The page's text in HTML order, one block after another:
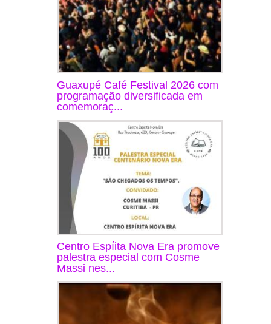
Guaxupé Café Festival 2026 com
programação diversificada em
comemoraç...
Centro Espíita Nova Era promove
palestra especial com Cosme
Massi nes...